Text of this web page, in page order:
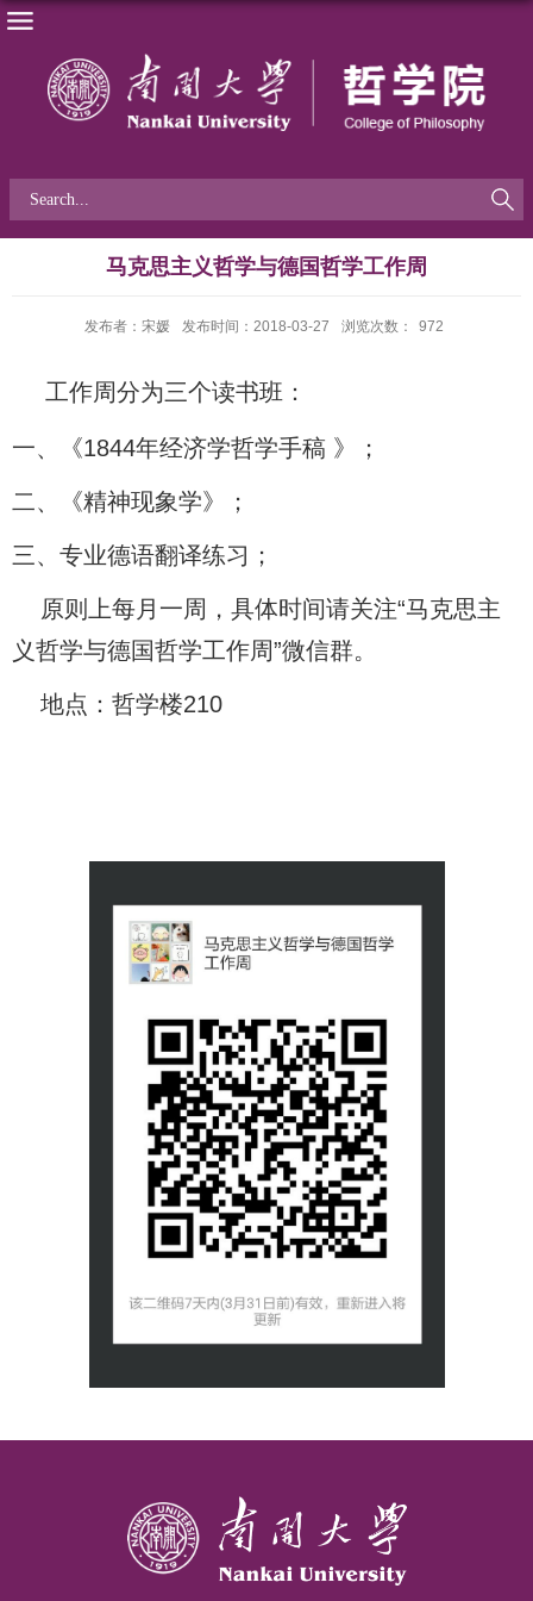
马克思主义哲学与德国哲学工作周
发布者：宋媛 发布时间：2018-03-27 浏览次数： 972
工作周分为三个读书班：
一、《1844年经济学哲学手稿 》；
二、《精神现象学》；
三、专业德语翻译练习；
原则上每月一周，具体时间请关注“马克思主
义哲学与德国哲学工作周”微信群。
地点：哲学楼210